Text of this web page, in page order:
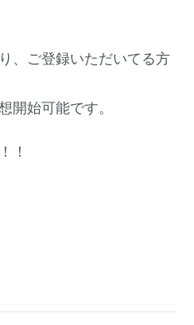
、ご登録いただいてる方
開始可能です。
！